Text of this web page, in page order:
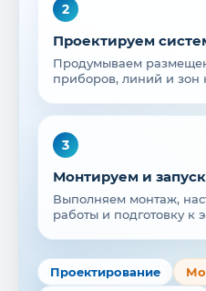
2
Проектируем
Продумываем
приборов, линий и зон
3
Монтируем и
Выполняем монтаж,
работы и подготовку к
Проектирование